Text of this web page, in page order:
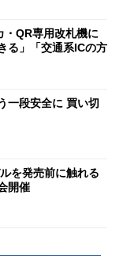
・QR専用改札機に
る」「交通系ICの方
一段安全に 買い切
を発売前に触れる
開催